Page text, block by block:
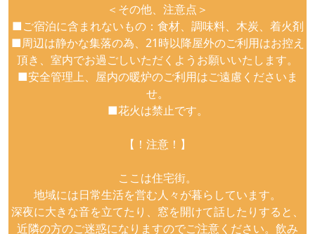
＜その他、注意点＞
■ご宿泊に含まれないもの：食材、調味料、木炭、着火剤
■周辺は静かな集落の為、21時以降屋外のご利用はお控え
頂き、室内でお過ごしいただくようお願いいたします。
■安全管理上、屋内の暖炉のご利用はご遠慮くださいま
せ。
■花火は禁止です。
【！注意！】
ここは住宅街。
地域には日常生活を営む人々が暮らしています。
深夜に大きな音を立てたり、窓を開けて話したりすると、
近隣の方のご迷惑になりますのでご注意ください。飲み